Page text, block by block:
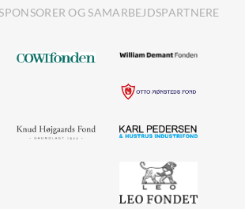
OG SAMARBEJDSPARTNERE